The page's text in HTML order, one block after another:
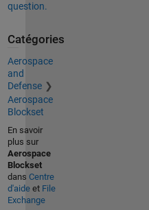
question.
Catégories
Aerospace
and
Defense
Aerospace
Blockset
En savoir
plus sur
Aerospace
Blockset
dans Centre
d'aideet File
Exchange